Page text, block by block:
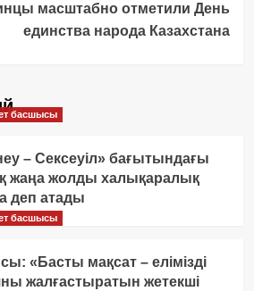
масштабно отметили День
единства народа Казахстана
басшысы
– Сексеуіл» бағытындағы
жаңа жолды халықаралық
деп атады
басшысы
«Басты мақсат – елімізді
жалғастыратын жетекші